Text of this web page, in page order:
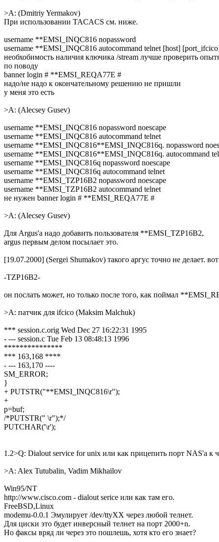
>A: (Dmitriy Yermakov)
При использовании TACACS см. ниже.
username **EMSI_INQC816 nopassword
username **EMSI_INQC816 autocommand telnet [host]
необхобимость наличия ключика /stream лучше проверить
по поводу
banner login # **EMSI_REQA77E #
надо/не надо к окончательному решению не пришли
у меня это есть
>A: (Alecsey Gusev)
username **EMSI_INQC816 nopassword noescape
username **EMSI_INQC816 autocommand telnet
username **EMSI_INQC816**EMSI_INQC816q. nopassword
username **EMSI_INQC816**EMSI_INQC816q. autocommand
username **EMSI_INQC816q nopassword noescape
username **EMSI_INQC816q autocommand telnet
username **EMSI_TZP16B2 nopassword noescape
username **EMSI_TZP16B2 autocommand telnet
не нужен banner login # **EMSI_REQA77E #
>A: (Alecsey Gusev)
Для Argus'a надо добавить пользователя **EMSI_TZP16B2,
argus первым делом посылает это.
[19.07.2000] (Sergei Shumakov) такого аргус точно не делает.
-TZP16B2-
он послать может, но только после того, как поймал
>A: патчик для ifcico (Maksim Malchuk)
*** session.c.orig Wed Dec 27 16:22:31 1995
- --- session.c Tue Feb 13 08:48:13 1996
***************
*** 163,168 ****
- --- 163,170 ----
SM_ERROR;
}
+ PUTSTR("**EMSI_INQC816\r");
+
p=buf;
/*PUTSTR(" \r");*/
PUTCHAR('\r');
1.2>Q: Dialout service for unix или как прицепить порт NAS'a к
>A: Alex Tutubalin, Vadim Mikhailov
Win95/NT
http://www.cisco.com - dialout serice или как там его.
FreeBSD,Linux
modemu-0.0.1 Эмулирует /dev/ttyXX через любой телнет.
Для циски это будет инверсный телнет на порт 2000+n.
Hо факсы вряд ли через это пошлешь, хотя кто его знает?